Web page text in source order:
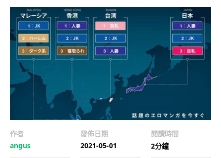
作者
angus
發佈日期
2021-05-01
閱讀時間
2分鐘